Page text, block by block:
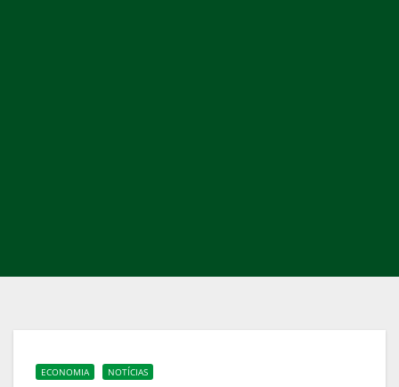
ECONOMIA NOTÍCIAS